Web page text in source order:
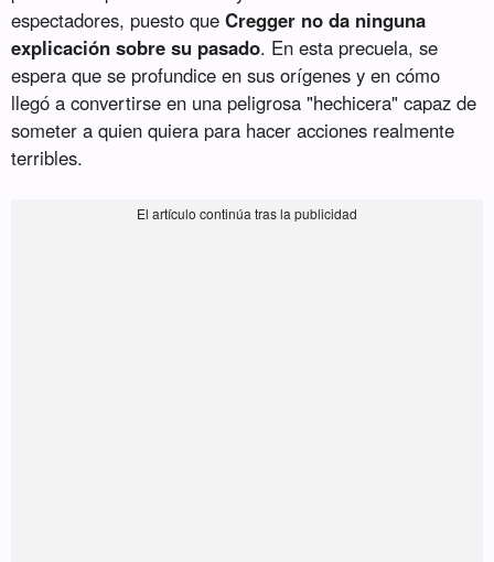
espectadores, puesto queCregger no da ninguna
explicación sobre su pasado. En esta precuela, se
espera que se profundice en sus orígenes y en cómo
llegó a convertirse en una peligrosa "hechicera" capaz de
someter a quien quiera para hacer acciones realmente
terribles.